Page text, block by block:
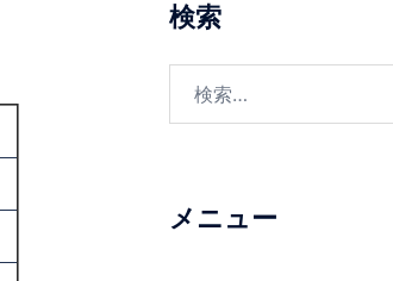
検索
メニュー